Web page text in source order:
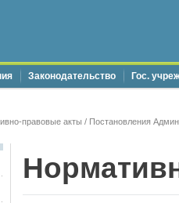
Законодательство Гос.
правовые акты / Постановления